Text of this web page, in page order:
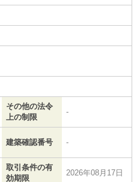
その他の法令
上の制限
-
建築確認番号 -
取引条件の有
効期限
2026年08月17日